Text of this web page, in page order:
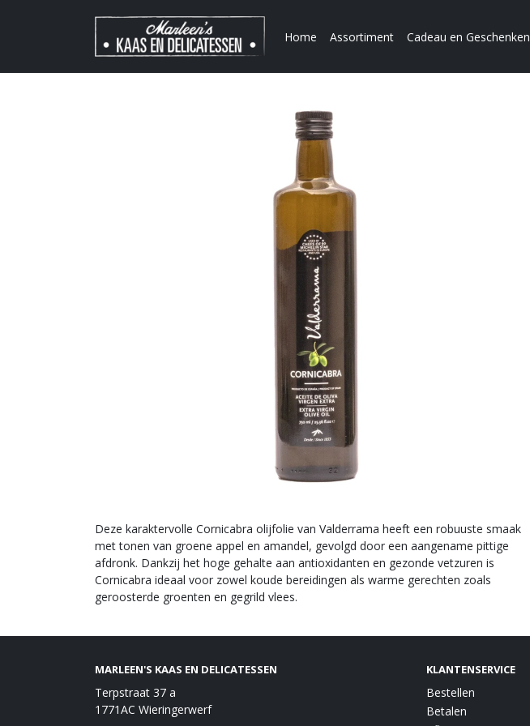
Home Assortiment Cadeau en Geschenken
Deze karaktervolle Cornicabra olijfolie van Valderrama heeft een robuuste smaak
met tonen van groene appel en amandel, gevolgd door een aangename pittige
afdronk. Dankzij het hoge gehalte aan antioxidanten en gezonde vetzuren is
Cornicabra ideaal voor zowel koude bereidingen als warme gerechten zoals
geroosterde groenten en gegrild vlees.
MARLEEN'S KAAS EN DELICATESSEN
Terpstraat 37 a
1771AC Wieringerwerf
KLANTENSERVICE
Bestellen
Betalen